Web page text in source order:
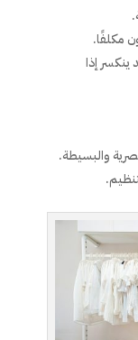
مكلفًا.
ينكسر إذا
والبسيطة.